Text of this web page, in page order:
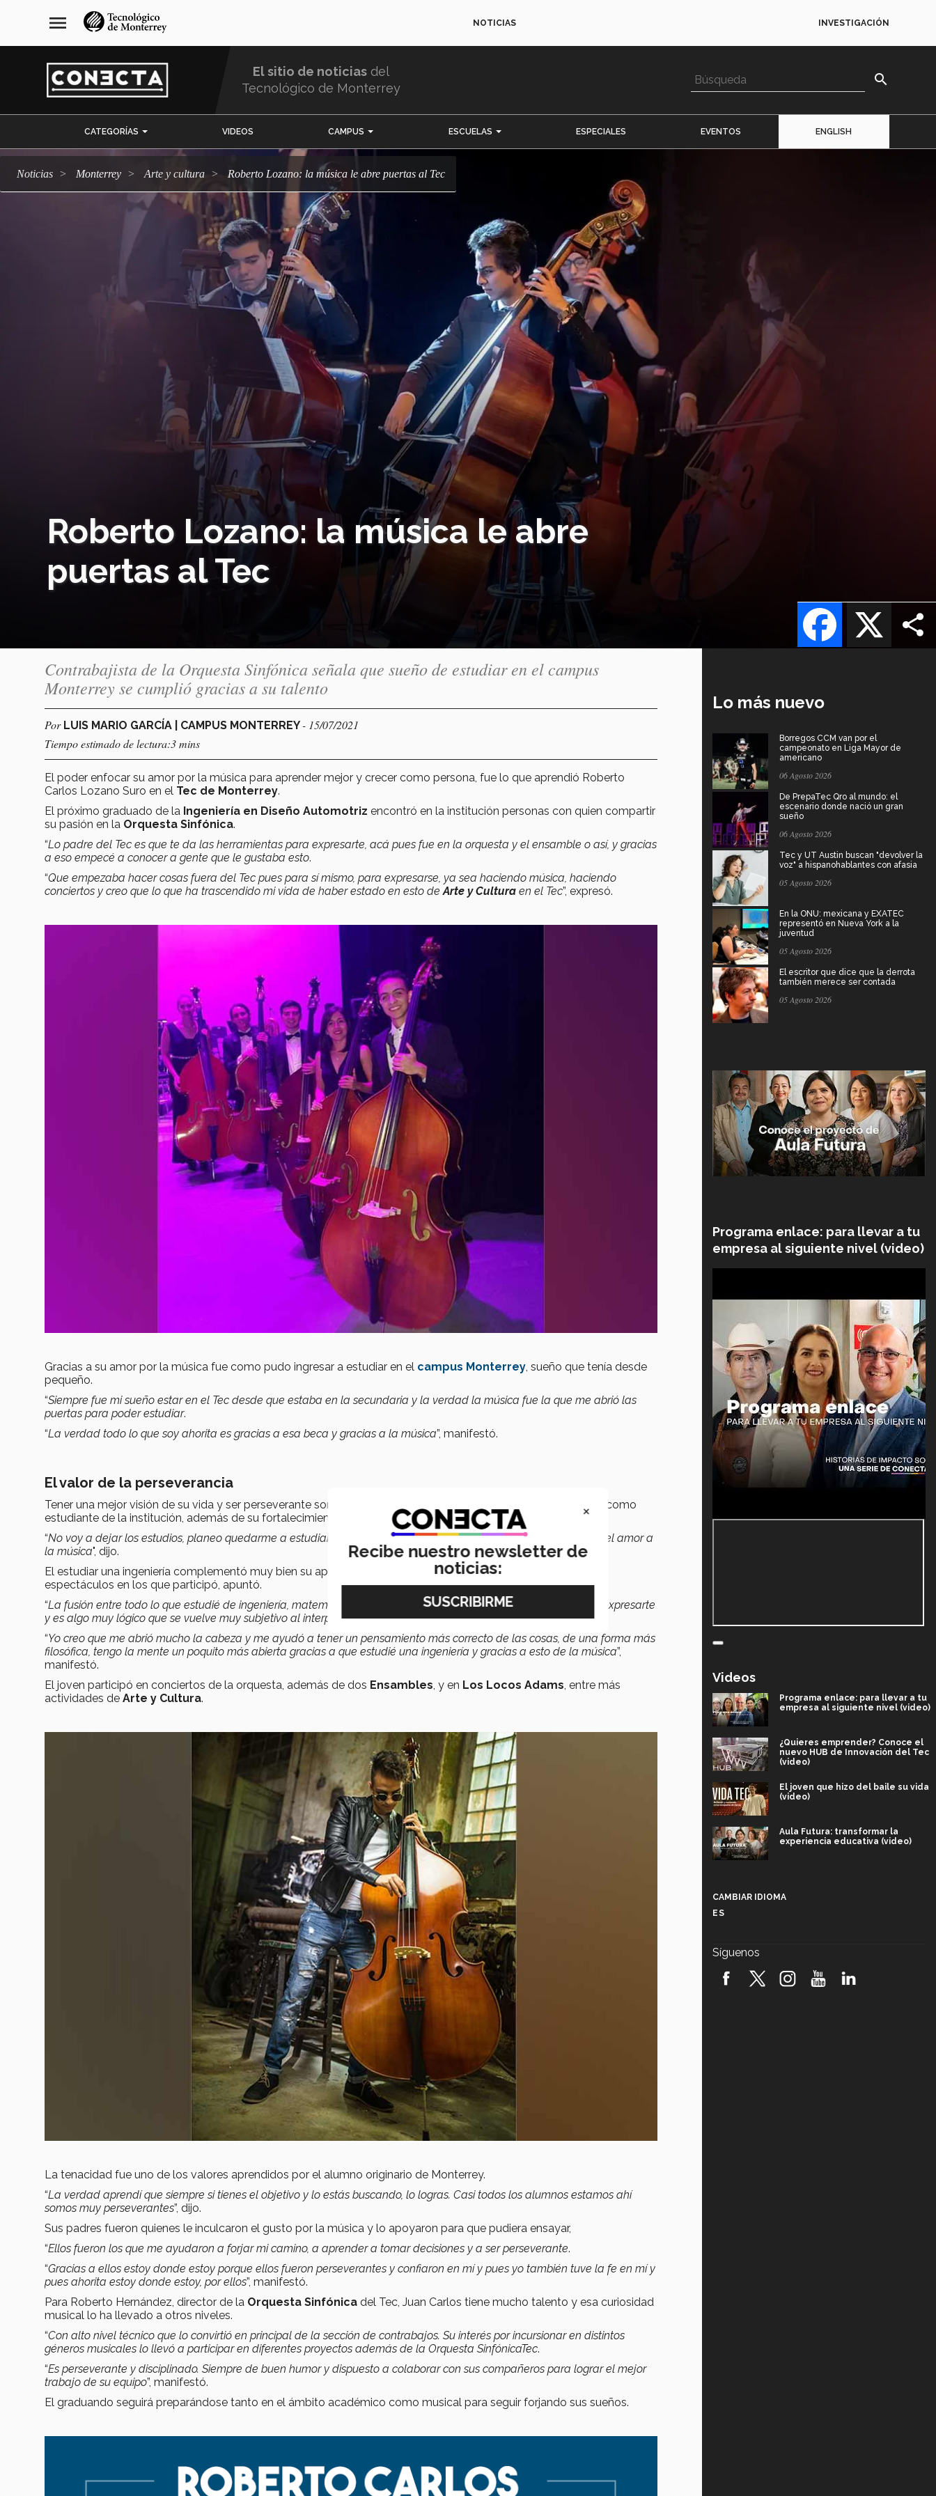
navegación
principal
menu NOTICIAS INVESTIGACIÓN
El sitio de noticias del
Tecnológico de Monterrey
search
CATEGORÍAS VIDEOS CAMPUS ESCUELAS ESPECIALES EVENTOS ENGLISH
Noticias Monterrey arte y cultura Roberto Lozano: la música le abre puertas al Tec
Roberto Lozano: la música le abre
puertas al Tec
X
Facebook
Contrabajista de la Orquesta Sinfónica señala que sueño de estudiar en el campus
Monterrey se cumplió gracias a su talento
Por LUIS MARIO GARCÍA | CAMPUS MONTERREY- 15/07/2021
Tiempo estimado de lectura:3 mins
El poder enfocar su amor por la música para aprender mejor y crecer como persona, fue lo que aprendió Roberto
Carlos Lozano Suro en el Tec de Monterrey.
El próximo graduado de la Ingeniería en Diseño Automotriz encontró en la institución personas con quien compartir
su pasión en la Orquesta Sinfónica.
“Lo padre del Tec es que te da las herramientas para expresarte, acá pues fue en la orquesta y el ensamble o así, y gracias
a eso empecé a conocer a gente que le gustaba esto.
“Que empezaba hacer cosas fuera del Tec pues para sí mismo, para expresarse, ya sea haciendo música, haciendo
conciertos y creo que lo que ha trascendido mi vida de haber estado en esto de Arte y Cultura en el Tec”, expresó.
Gracias a su amor por la música fue como pudo ingresar a estudiar en el campus Monterrey, sueño que tenía desde
pequeño.
“Siempre fue mi sueño estar en el Tec desde que estaba en la secundaria y la verdad la música fue la que me abrió las
puertas para poder estudiar.
“La verdad todo lo que soy ahorita es gracias a esa beca y gracias a la música”, manifestó.
El valor de la perseverancia
Tener una mejor visión de su vida y ser perseverante son los principales cambios que Roberto considera tuvo como
estudiante de la institución, además de su fortalecimiento en la música.
“No voy a dejar los estudios, planeo quedarme a estudiar una maestría. pero la verdad creo que la diferencia es el amor a
la música", dijo.
El estudiar una ingeniería complementó muy bien su aprendizaje en la
Orquesta Sinfónica del Tec
espectáculos en los que participó, apuntó.
“La fusión entre todo lo que estudié de ingeniería, matemáticas, junto con la música que todo el tiempo es leer y expresarte
y es algo muy lógico que se vuelve muy subjetivo al interpretar.
“Yo creo que me abrió mucho la cabeza y me ayudó a tener un pensamiento más correcto de las cosas, de una forma más
filosófica, tengo la mente un poquito más abierta gracias a que estudié una ingeniería y gracias a esto de la música”,
manifestó.
El joven participó en conciertos de la orquesta, además de dos Ensambles, y en Los Locos Adams, entre más
actividades de Arte y Cultura.
La tenacidad fue uno de los valores aprendidos por el alumno originario de Monterrey.
“La verdad aprendí que siempre si tienes el objetivo y lo estás buscando, lo logras. Casi todos los alumnos estamos ahí
somos muy perseverantes”, dijo.
Sus padres fueron quienes le inculcaron el gusto por la música y lo apoyaron para que pudiera ensayar,
“Ellos fueron los que me ayudaron a forjar mi camino, a aprender a tomar decisiones y a ser perseverante.
“Gracias a ellos estoy donde estoy porque ellos fueron perseverantes y confiaron en mí y pues yo también tuve la fe en mí y
pues ahorita estoy donde estoy, por ellos”, manifestó.
Para Roberto Hernández, director de la Orquesta Sinfónica del Tec, Juan Carlos tiene mucho talento y esa curiosidad
musical lo ha llevado a otros niveles.
“Con alto nivel técnico que lo convirtió en principal de la sección de contrabajos. Su interés por incursionar en distintos
géneros musicales lo llevó a participar en diferentes proyectos además de la Orquesta SinfónicaTec.
“Es perseverante y disciplinado. Siempre de buen humor y dispuesto a colaborar con sus compañeros para lograr el mejor
trabajo de su equipo”, manifestó.
El graduando seguirá preparándose tanto en el ámbito académico como musical para seguir forjando sus sueños.
Lo más nuevo
Borregos CCM van por el
campeonato en Liga Mayor de
americano
06 Agosto 2026
De PrepaTec Qro al mundo: el
escenario donde nació un gran
sueño
06 Agosto 2026
Tec y UT Austin buscan "devolver la
voz" a hispanohablantes con afasia
05 Agosto 2026
En la ONU: mexicana y EXATEC
representó en Nueva York a la
juventud
05 Agosto 2026
El escritor que dice que la derrota
también merece ser contada
05 Agosto 2026
Programa enlace: para llevar a tu
empresa al siguiente nivel (video)
Videos
Programa enlace: para llevar a tu
empresa al siguiente nivel (video)
¿Quieres emprender? Conoce el
nuevo HUB de Innovación del Tec
(video)
El joven que hizo del baile su vida
(video)
Aula Futura: transformar la
experiencia educativa (video)
robótica FIRST 2026! (video)
CAMBIAR IDIOMA
ES
Síguenos
×
Recibe nuestro newsletter de
noticias: